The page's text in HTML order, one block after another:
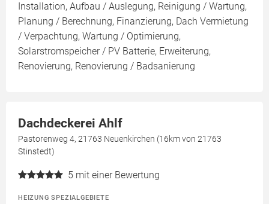
Installation, Aufbau / Auslegung, Reinigung / Wartung,
Planung / Berechnung, Finanzierung, Dach Vermietung
/ Verpachtung, Wartung / Optimierung,
Solarstromspeicher / PV Batterie, Erweiterung,
Renovierung, Renovierung / Badsanierung
Dachdeckerei Ahlf
Pastorenweg 4, 21763 Neuenkirchen (16km von 21763
Stinstedt)
5 mit einer Bewertung
HEIZUNG SPEZIALGEBIETE